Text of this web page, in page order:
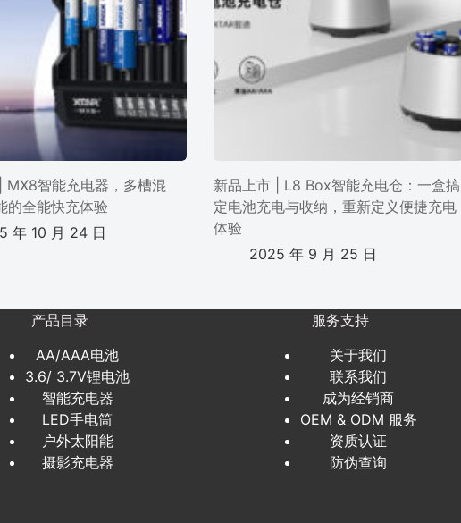
MX8智能充电器，多槽混
的全能快充体验
年 10 月 24 日
新品上市 | L8 Box智能充电仓：一盒搞
定电池充电与收纳，重新定义便捷充电
体验
2025 年 9 月 25 日
产品目录
AA/AAA电池
3.6/ 3.7V锂电池
智能充电器
LED手电筒
户外太阳能
摄影充电器
服务支持
关于我们
联系我们
成为经销商
OEM & ODM 服务
资质认证
防伪查询